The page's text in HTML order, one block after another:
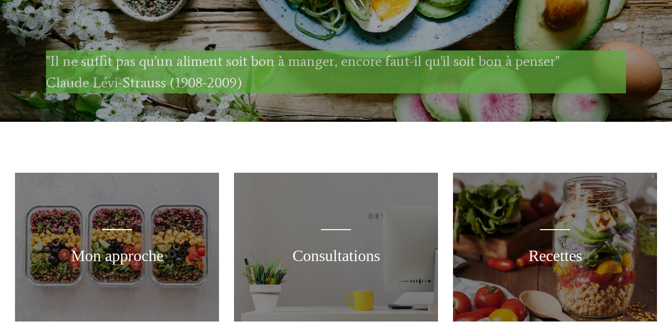
"Il ne suffit pas qu'un aliment soit bon à manger, encore faut-il qu'il soit bon à penser"
Claude Lévi-Strauss (1908-2009)
Mon approche Consultations Recettes